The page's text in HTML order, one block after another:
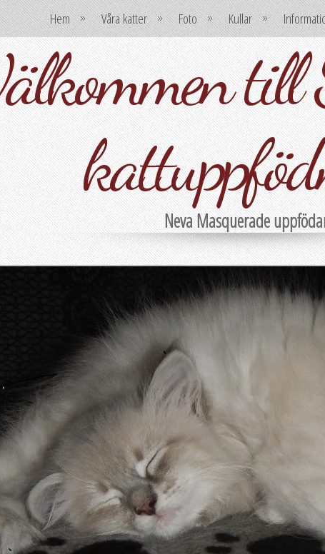
Hem Våra katter Foto Kullar
till
Neva Masquerade